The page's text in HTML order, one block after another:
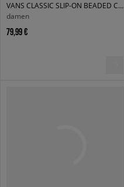
VANS CLASSIC SLIP-ON BEADED CHECKERBOARD
damen
79,99 €